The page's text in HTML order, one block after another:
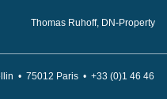
Thomas Ruhoff, DN-Property
• 75012 Paris • +33 (0)1 46 46